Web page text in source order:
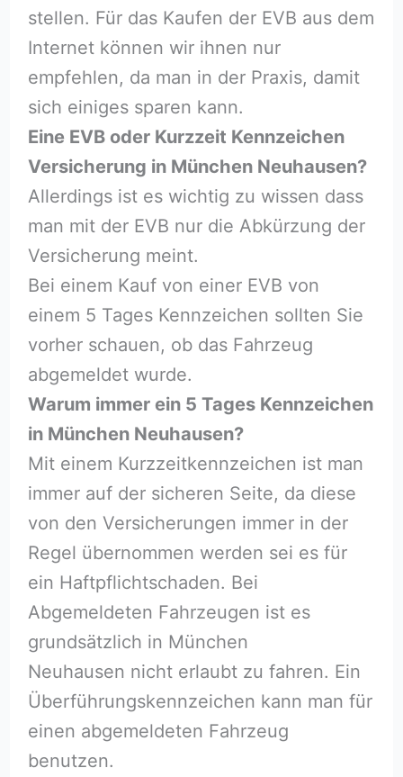
stellen. Für das Kaufen der EVB aus dem
Internet können wir ihnen nur
empfehlen, da man in der Praxis, damit
sich einiges sparen kann.
Eine EVB oder Kurzzeit Kennzeichen
Versicherung in München Neuhausen?
Allerdings ist es wichtig zu wissen dass
man mit der EVB nur die Abkürzung der
Versicherung meint.
Bei einem Kauf von einer EVB von
einem 5 Tages Kennzeichen sollten Sie
vorher schauen, ob das Fahrzeug
abgemeldet wurde.
Warum immer ein 5 Tages Kennzeichen
in München Neuhausen?
Mit einem Kurzzeitkennzeichen ist man
immer auf der sicheren Seite, da diese
von den Versicherungen immer in der
Regel übernommen werden sei es für
ein Haftpflichtschaden. Bei
Abgemeldeten Fahrzeugen ist es
grundsätzlich in München
Neuhausen nicht erlaubt zu fahren. Ein
Überführungskennzeichen kann man für
einen abgemeldeten Fahrzeug
benutzen.